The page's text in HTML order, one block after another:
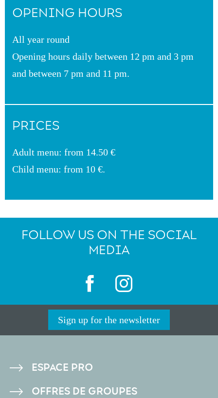
OPENING HOURS
All year round
Opening hours daily between 12 pm and 3 pm
and between 7 pm and 11 pm.
PRICES
Adult menu: from 14.50 €
Child menu: from 10 €.
FOLLOW US ON THE SOCIAL
MEDIA
Sign up for the newsletter
PIED
DE
ESPACE PRO
OFFRES DE GROUPES